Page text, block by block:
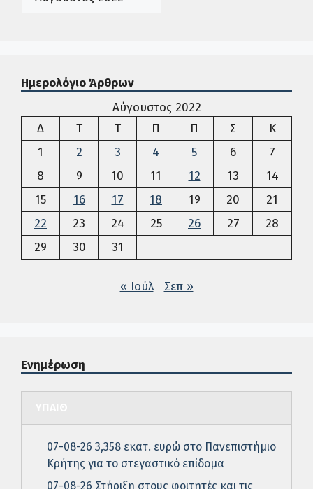
Ημερολόγιο Άρθρων
Αύγουστος 2022
ΔΔευτέρα
ΤΤρίτη ΤΤετάρτη
Π Πέμπτη
Π Παρασκευή
Σ Σάββατο
Κ
1
2 3 4 5 6
7
8
9 10 11 12 13
14
15
16 17 18 19 20
21
22
23 24 25 26 27
28
29
30 31
« Ιούλ Σεπ »
Ενημέρωση
07-08-26 3,358 εκατ. ευρώ στο Πανεπιστήμιο
Κρήτης για το στεγαστικό επίδομα
07-08-26 Στήριξη στους φοιτητές και τις